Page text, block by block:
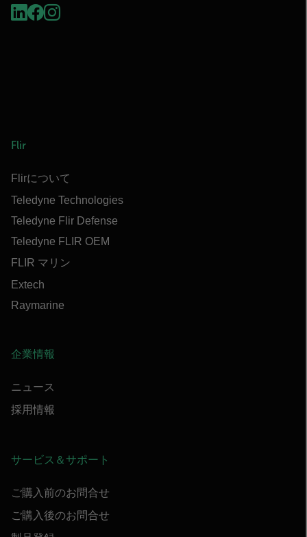
Flir
Flirについて
Teledyne Technologies
Teledyne Flir Defense
Teledyne FLIR OEM
FLIR マリン
Extech
Raymarine
企業情報
ニュース
採用情報
サービス＆サポート
ご購入前のお問合せ
ご購入後のお問合せ